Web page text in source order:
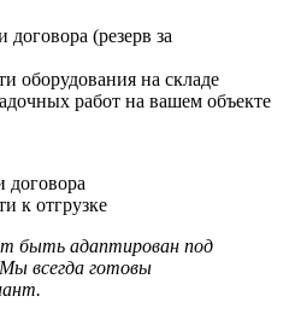
(резерв за
оборудования на складе
работ на вашем объекте
к отгрузке
быть адаптирован под
всегда готовы